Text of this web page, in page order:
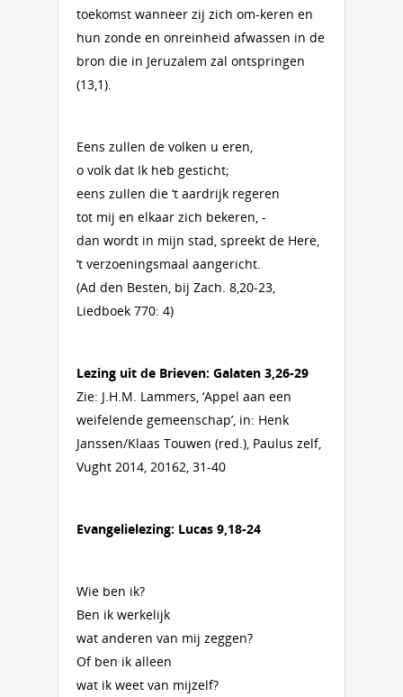
toekomst wanneer zij zich om-keren en
hun zonde en onreinheid afwassen in de
bron die in Jeruzalem zal ontspringen
(13,1).
Eens zullen de volken u eren,
o volk dat Ik heb gesticht;
eens zullen die ‘t aardrijk regeren
tot mij en elkaar zich bekeren, -
dan wordt in mijn stad, spreekt de Here,
‘t verzoeningsmaal aangericht.
(Ad den Besten, bij Zach. 8,20-23,
Liedboek 770: 4)
Lezing uit de Brieven: Galaten 3,26-29
Zie: J.H.M. Lammers, ‘Appel aan een
weifelende gemeenschap’, in: Henk
Janssen/Klaas Touwen (red.), Paulus zelf,
Vught 2014, 20162, 31-40
Evangelielezing: Lucas 9,18-24
Wie ben ik?
Ben ik werkelijk
wat anderen van mij zeggen?
Of ben ik alleen
wat ik weet van mijzelf?